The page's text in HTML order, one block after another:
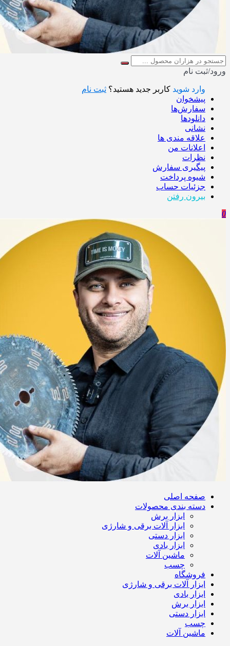
ورود/ثبت نام
وارد شوید کاربر جدید هستید؟ ثبت نام
پیشخوان
سفارش‌ها
دانلودها
نشانی
علاقه مندی ها
اعلانات من
نظرات
پیگیری سفارش
شیوه پرداخت
جزئیات حساب
بیرون رفتن
0
صفحه اصلی
دسته بندی محصولات
ابزار برش
ابزار آلات برقی و شارژی
ابزار دستی
ابزار بادی
ماشین آلات
چسب
فروشگاه
ابزار آلات برقی و شارژی
ابزار بادی
ابزار برش
ابزار دستی
چسب
ماشین آلات